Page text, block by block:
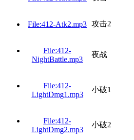
File:412-Atk2.mp3 攻击2
File:412-
NightBattle.mp3
夜战
File:412-
LightDmg1.mp3
小破1
File:412-
LightDmg2.mp3
小破2